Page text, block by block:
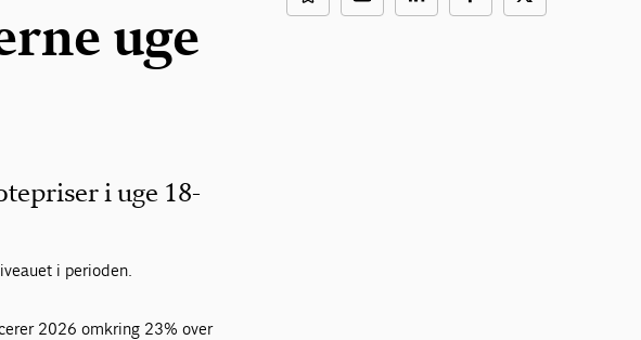
uge
i uge 18-
i perioden.
2026 omkring 23% over